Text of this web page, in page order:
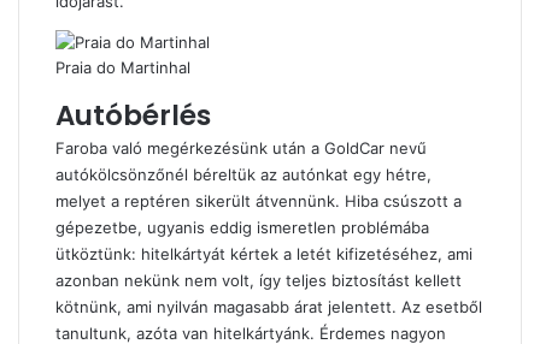
Praia do Martinhal
Autóbérlés
Faroba való megérkezésünk után a GoldCar nevű
autókölcsönzőnél béreltük az autónkat egy hétre,
melyet a reptéren sikerült átvennünk. Hiba csúszott a
gépezetbe, ugyanis eddig ismeretlen problémába
ütköztünk: hitelkártyát kértek a letét kifizetéséhez, ami
azonban nekünk nem volt, így teljes biztosítást kellett
kötnünk, ami nyilván magasabb árat jelentett. Az esetből
tanultunk, azóta van hitelkártyánk. Érdemes nagyon